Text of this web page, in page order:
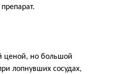
ценой, но большой
лопнувших сосудах,